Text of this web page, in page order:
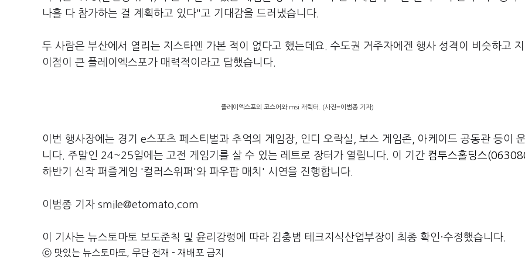
나흘 다 참가하는 걸 계획하고 있다"고 기대감을 드러냈습니다.
두 사람은 부산에서 열리는 지스타엔 가본 적이 없다고 했는데요. 수도권 거주자에겐 행사 성격이 비슷하고
이점이 큰 플레이엑스포가 매력적이라고 답했습니다.
플레이엑스포의 코스어와 msi 캐릭터. (사진=이범종 기자)
이번 행사장에는 경기 e스포츠 페스티벌과 추억의 게임장, 인디 오락실, 보스 게임존, 아케이드 공동관 등이
니다. 주말인 24~25일에는 고전 게임기를 살 수 있는 레트로 장터가 열립니다. 이 기간 컴투스홀딩스
하반기 신작 퍼즐게임 '컬러스위퍼'와 파우팝 매치' 시연을 진행합니다.
이범종 기자 smile@etomato.com
이 기사는 뉴스토마토 보도준칙 및 윤리강령에 따라 김충범 테크지식산업부장이 최종 확인·수정했습니다.
ⓒ 맛있는 뉴스토마토, 무단 전재 - 재배포 금지